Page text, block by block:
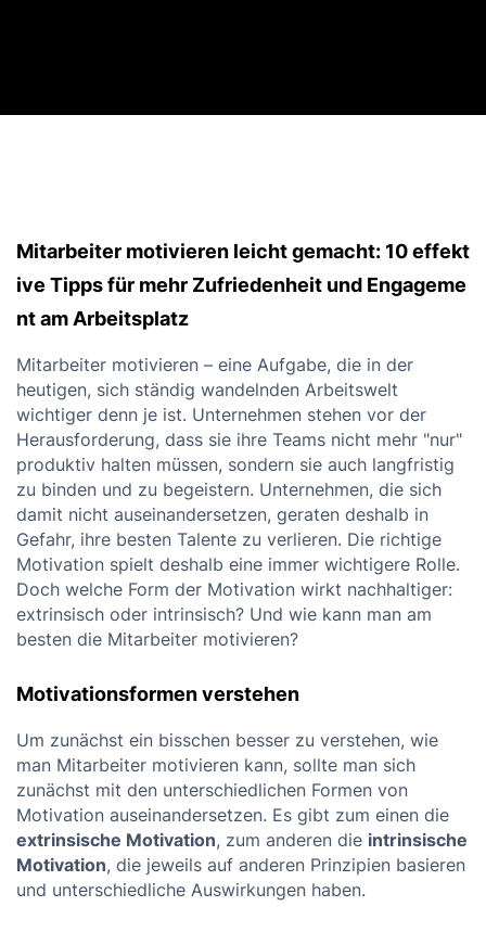
Mitarbeiter motivieren leicht gemacht: 10 effekt
ive Tipps für mehr Zufriedenheit und Engageme
nt am Arbeitsplatz
Mitarbeiter motivieren – eine Aufgabe, die in der
heutigen, sich ständig wandelnden Arbeitswelt
wichtiger denn je ist. Unternehmen stehen vor der
Herausforderung, dass sie ihre Teams nicht mehr "nur"
produktiv halten müssen, sondern sie auch langfristig
zu binden und zu begeistern. Unternehmen, die sich
damit nicht auseinandersetzen, geraten deshalb in
Gefahr, ihre besten Talente zu verlieren. Die richtige
Motivation spielt deshalb eine immer wichtigere Rolle.
Doch welche Form der Motivation wirkt nachhaltiger:
extrinsisch oder intrinsisch? Und wie kann man am
besten die Mitarbeiter motivieren?
Motivationsformen verstehen
Um zunächst ein bisschen besser zu verstehen, wie
man Mitarbeiter motivieren kann, sollte man sich
zunächst mit den unterschiedlichen Formen von
Motivation auseinandersetzen. Es gibt zum einen die
extrinsische Motivation, zum anderen die intrinsische
Motivation, die jeweils auf anderen Prinzipien basieren
und unterschiedliche Auswirkungen haben.